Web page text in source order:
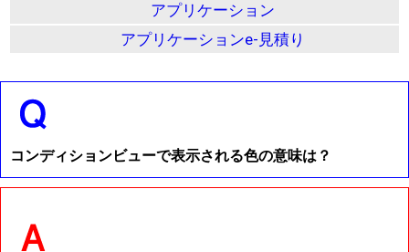
アプリケーション
アプリケーションe-見積り
コンディションビューで表示される色の意味は？